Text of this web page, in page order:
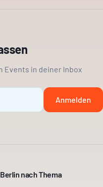
Events in deiner Inbox
Anmelden
Berlin nach Thema